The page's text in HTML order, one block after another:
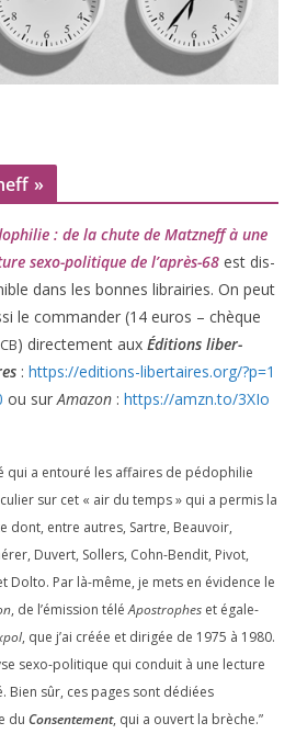
»
: de la chute de Matzneff à une
sexo-poli­tique de l’après-68 est dis­
dans les bonnes librai­ries. On peut
le com­man­der (14 euros – chèque
CB) direc­te­ment aux Éditions liber­
: https://​edi​tions​-liber​taires​.org/​?​p​=​1
ou sur Amazon : https://​amzn​.to/​3​X​I​o​
qui a entou­ré les affaires de pédo­phi­lie
sur cet « air du temps » qui a per­mis la
dont, entre autres, Sartre, Beauvoir,
Duvert, Sollers, Cohn-Bendit, Pivot,
Dolto. Par là-même, je mets en évi­dence le
, de l’émission téléApostrophes et éga­le­
, que j’ai créée et diri­gée de 1975 à 1980.
sexo-poli­tique qui conduit à une lec­ture
Bien sûr, ces pages sont dédiées
du Consentement, qui a ouvert la brèche.”